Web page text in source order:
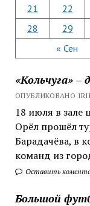
« Сен
21
22
28
29
«Кольчуга»
ОПУБЛИКОВАНО
18 июля в зале
Орёл прошёл
Барадачёва, в
команд из
Оставить
Большой